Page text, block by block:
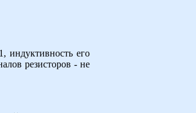
индуктивность его
резисторов - не